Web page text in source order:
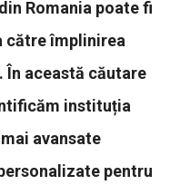
Romania poate fi
către împlinirea
În această căutare
instituția
avansate
pentru